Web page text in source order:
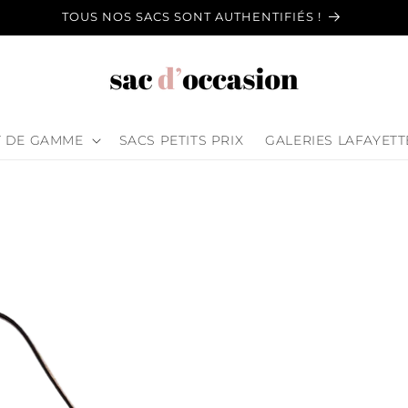
TOUS NOS SACS SONT AUTHENTIFIÉS !
DE GAMME SACS PETITS PRIX GALERIES